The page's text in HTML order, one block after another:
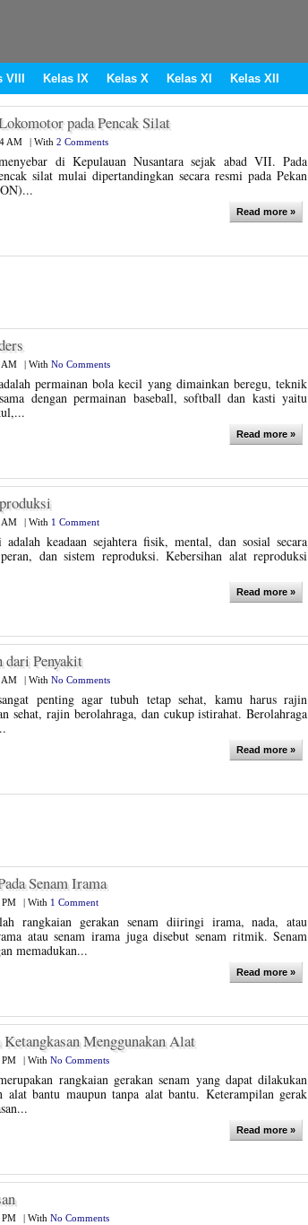
VIII Kelas IX Kelas X Kelas XI Kelas XII
pada Pencak Silat
AM With 2 Comments
di Kepulauan Nusantara sejak abad VII. Pada
silat mulai dipertandingkan secara resmi pada Pekan
Read more »
AM With No Comments
permainan bola kecil yang dimainkan beregu, teknik
dengan permainan baseball, softball dan kasti yaitu
Read more »
AM With 1 Comment
adalah keadaan sejahtera fisik, mental, dan sosial secara
dan sistem reproduksi. Kebersihan alat reproduksi
Read more »
Penyakit
AM With No Comments
penting agar tubuh tetap sehat, kamu harus rajin
sehat, rajin berolahraga, dan cukup istirahat. Berolahraga
Read more »
Senam Irama
PM With 1 Comment
rangkaian gerakan senam diiringi irama, nada, atau
atau senam irama juga disebut senam ritmik. Senam
memadukan...
Read more »
Menggunakan Alat
PM With No Comments
rangkaian gerakan senam yang dapat dilakukan
alat bantu maupun tanpa alat bantu. Keterampilan gerak
Read more »
PM With No Comments